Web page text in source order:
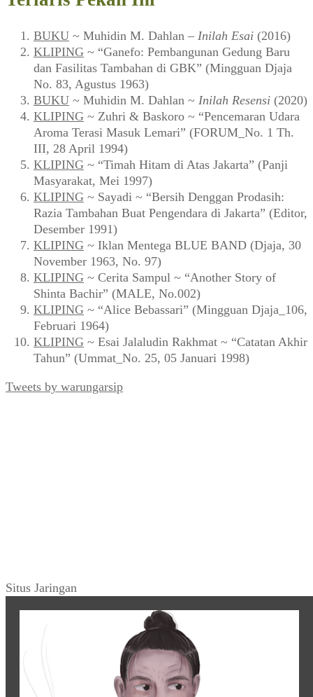
BUKU ~ Muhidin M. Dahlan – Inilah Esai (2016)
KLIPING ~ “Ganefo: Pembangunan Gedung Baru
dan Fasilitas Tambahan di GBK” (Mingguan Djaja
No. 83, Agustus 1963)
BUKU ~ Muhidin M. Dahlan ~ Inilah Resensi (2020)
KLIPING ~ Zuhri & Baskoro ~ “Pencemaran Udara
Aroma Terasi Masuk Lemari” (FORUM_No. 1 Th.
III, 28 April 1994)
KLIPING ~ “Timah Hitam di Atas Jakarta” (Panji
Masyarakat, Mei 1997)
KLIPING ~ Sayadi ~ “Bersih Denggan Prodasih:
Razia Tambahan Buat Pengendara di Jakarta” (Editor,
Desember 1991)
KLIPING ~ Iklan Mentega BLUE BAND (Djaja, 30
November 1963, No. 97)
KLIPING ~ Cerita Sampul ~ “Another Story of
Shinta Bachir” (MALE, No.002)
KLIPING ~ “Alice Bebassari” (Mingguan Djaja_106,
Februari 1964)
KLIPING ~ Esai Jalaludin Rakhmat ~ “Catatan Akhir
Tahun” (Ummat_No. 25, 05 Januari 1998)
Tweets by warungarsip
Situs Jaringan